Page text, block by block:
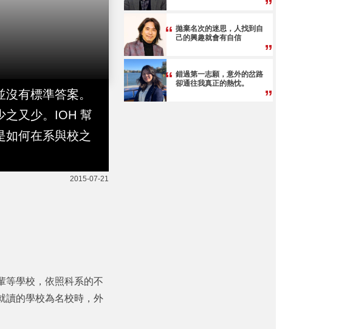
有標準答案。
之又少。IOH 幫
如何在系與校之
2015-07-21
等學校，依照科系的不
讀的學校為名校時，外
拋棄名次的迷思，人找到自
己的興趣就會有自信
錯過第一志願，意外的岔路
卻通往我真正的熱忱。